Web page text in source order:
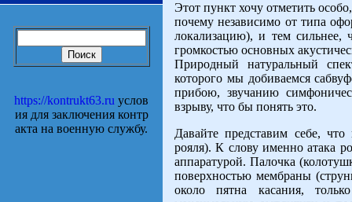
https://kontrukt63.ru услов
ия для заключения контр
акта на военную службу.
Этот пункт хочу отметить
почему независимо от типа
локализацию), и тем сильнее,
громкостью основных
Природный натуральный
которого мы добиваемся
прибою, звучанию
взрыву, что бы понять это.
Давайте представим себе,
рояля). К слову именно атака
аппаратурой. Палочка
поверхностью мембраны
около пятна касания,